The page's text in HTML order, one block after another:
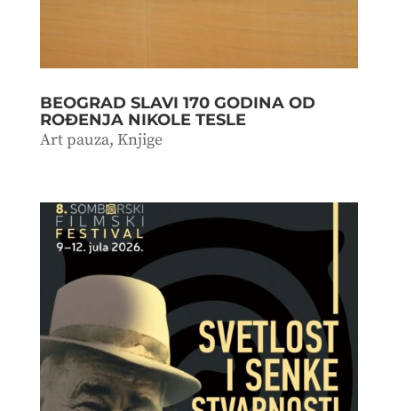
BEOGRAD SLAVI 170 GODINA OD
ROĐENJA NIKOLE TESLE
Art pauza, Knjige